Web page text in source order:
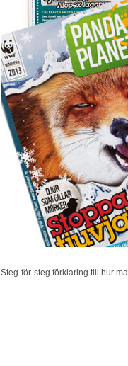
Steg-för-steg förklaring till hur